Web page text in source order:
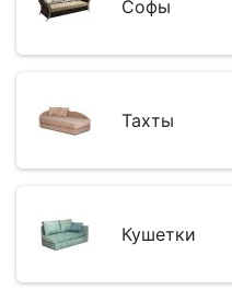
Софы
Тахты
Кушетки